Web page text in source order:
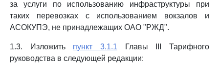
за услуги по использованию инфраструктуры при
таких перевозках с использованием вокзалов и
АСОКУПЭ, не принадлежащих ОАО "РЖД".
1.3. Изложить пункт 3.1.1 Главы III Тарифного
руководства в следующей редакции: